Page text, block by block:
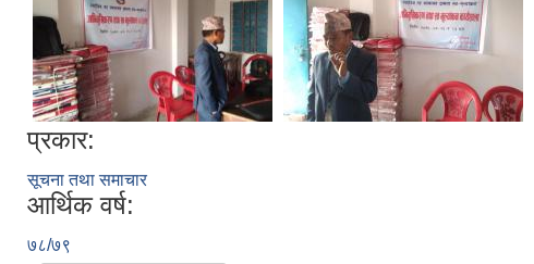
प्रकार:
सूचना तथा समाचार
आर्थिक वर्ष:
७८/७९